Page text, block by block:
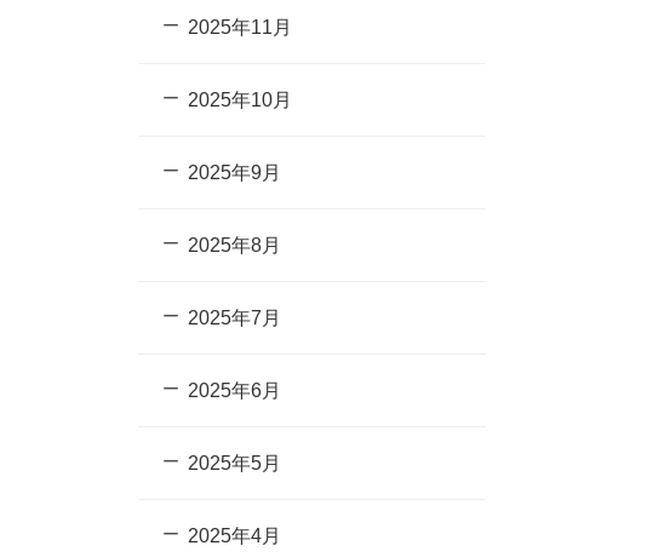
2025年11月
2025年10月
2025年9月
2025年8月
2025年7月
2025年6月
2025年5月
2025年4月